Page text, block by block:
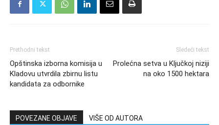
Prethodni tekst
Opštinska izborna komisija u
Kladovu utvrdila zbirnu listu
kandidata za odbornike
Sledeći tekst
Prolećna setva u Ključkoj niziji
na oko 1500 hektara
POVEZANE OBJAVE VIŠE OD AUTORA